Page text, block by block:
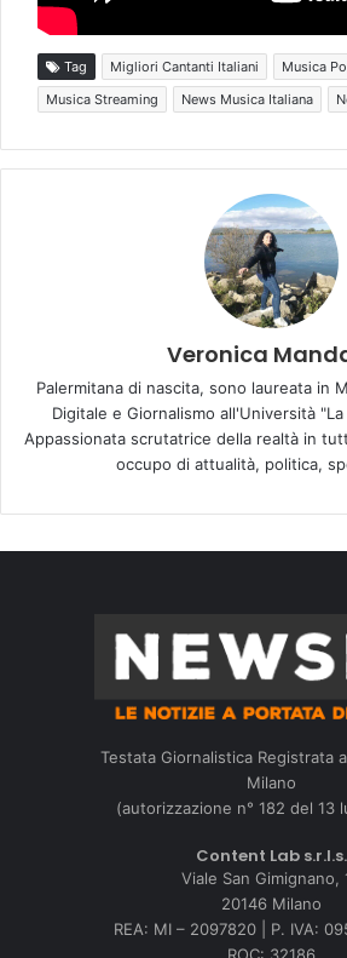
Tag Migliori Cantanti Italiani
Musica
Musica Streaming
News Musica Italiana
Veronica
Palermitana di nascita, sono laureata in
Digitale e Giornalismo all'Università "La
Appassionata scrutatrice della realtà in
occupo di attualità, politica,
Testata Giornalistica Registrata
Milano
(autorizzazione n° 182 del 13
Content Lab s.r.l.s.
Viale San Gimignano,
20146 Milano
REA: MI – 2097820 | P. IVA: